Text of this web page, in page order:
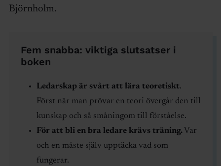
Björnholm.
Fem snabba: viktiga slutsatser i
boken
Ledarskap är svårt att lära teoretiskt.
Först när man prövar en teori övergår den till
kunskap och så småningom till förståelse.
För att bli en bra ledare krävs träning.Var
och en måste själv upptäcka vad som
fungerar.